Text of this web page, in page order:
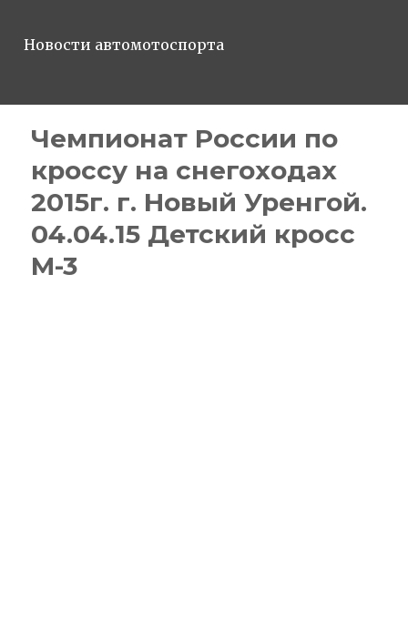
Новости автомотоспорта
Чемпионат России по
кроссу на снегоходах
2015г. г. Новый Уренгой.
04.04.15 Детский кросс
М-3